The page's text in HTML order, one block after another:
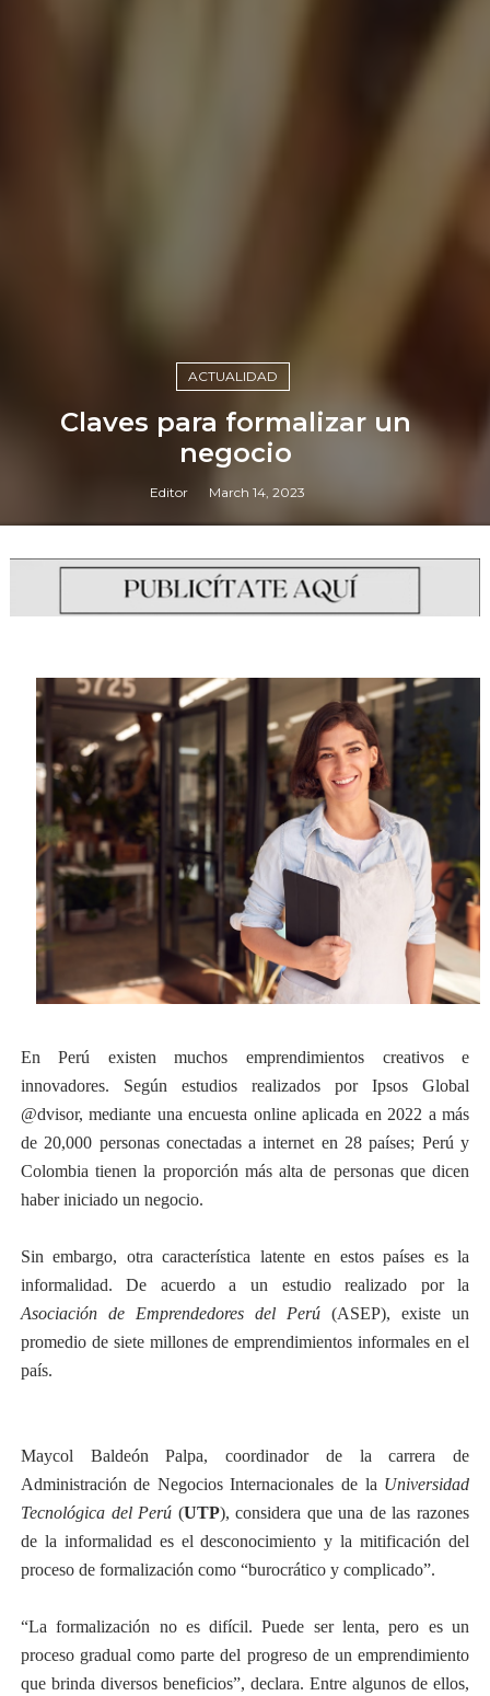
ACTUALIDAD
Claves para formalizar un
negocio
Editor March 14, 2023
En Perú existen muchos emprendimientos creativos e
innovadores. Según estudios realizados por Ipsos Global
@dvisor, mediante una encuesta online aplicada en 2022 a más
de 20,000 personas conectadas a internet en 28 países; Perú y
Colombia tienen la proporción más alta de personas que dicen
haber iniciado un negocio.
Sin embargo, otra característica latente en estos países es la
informalidad. De acuerdo a un estudio realizado por la
Asociación de Emprendedores del Perú (ASEP), existe un
promedio de siete millones de emprendimientos informales en el
país.
Maycol Baldeón Palpa, coordinador de la carrera de
Administración de Negocios Internacionales de la Universidad
Tecnológica del Perú (UTP), considera que una de las razones
de la informalidad es el desconocimiento y la mitificación del
proceso de formalización como “burocrático y complicado”.
“La formalización no es difícil. Puede ser lenta, pero es un
proceso gradual como parte del progreso de un emprendimiento
que brinda diversos beneficios”, declara. Entre algunos de ellos,